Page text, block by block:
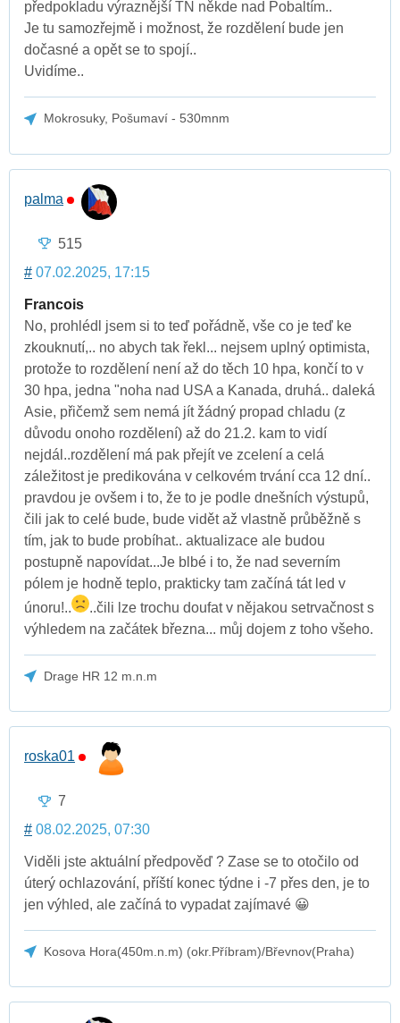
předpokladu výraznější TN někde nad Pobaltím..
Je tu samozřejmě i možnost, že rozdělení bude jen
dočasné a opět se to spojí..
Uvidíme..
Mokrosuky, Pošumaví - 530mnm
palma
515
# 07.02.2025, 17:15
Francois
No, prohlédl jsem si to teď pořádně, vše co je teď ke
zkouknutí,.. no abych tak řekl... nejsem uplný optimista,
protože to rozdělení není až do těch 10 hpa, končí to v
30 hpa, jedna "noha nad USA a Kanada, druhá.. daleká
Asie, přičemž sem nemá jít žádný propad chladu (z
důvodu onoho rozdělení) až do 21.2. kam to vidí
nejdál..rozdělení má pak přejít ve zcelení a celá
záležitost je predikována v celkovém trvání cca 12 dní..
pravdou je ovšem i to, že to je podle dnešních výstupů,
čili jak to celé bude, bude vidět až vlastně průběžně s
tím, jak to bude probíhat.. aktualizace ale budou
postupně napovídat...Je blbé i to, že nad severním
pólem je hodně teplo, prakticky tam začíná tát led v
únoru!..
..čili lze trochu doufat v nějakou setrvačnost s
výhledem na začátek března... můj dojem z toho všeho.
Drage HR 12 m.n.m
roska01
7
# 08.02.2025, 07:30
Viděli jste aktuální předpověď ? Zase se to otočilo od
úterý ochlazování, příští konec týdne i -7 přes den, je to
jen výhled, ale začíná to vypadat zajímavé 😀
Kosova Hora(450m.n.m) (okr.Příbram)/Břevnov(Praha)